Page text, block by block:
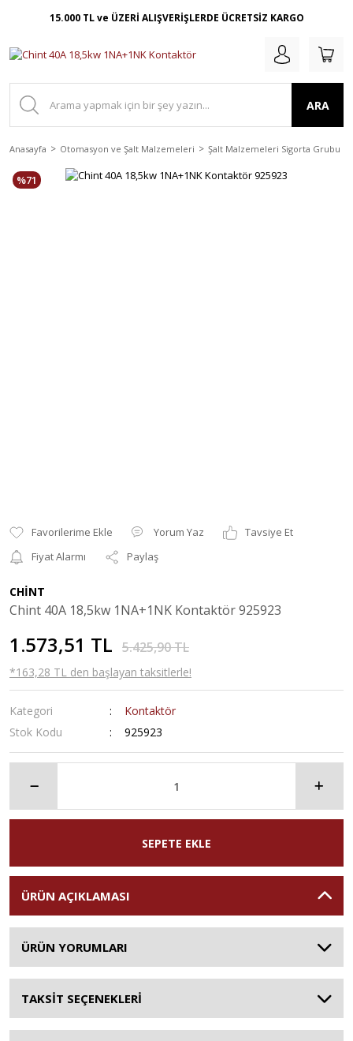
15.000 TL ve ÜZERİ ALIŞVERİŞLERDE ÜCRETSİZ KARGO
ARA
Anasayfa Otomasyon ve Şalt Malzemeleri Şalt Malzemeleri Sigorta Grubu
%71
Yorum Yaz
Tavsiye Et
Fiyat Alarmı
Paylaş
CHİNT
Chint 40A 18,5kw 1NA+1NK Kontaktör 925923
1.573,51 TL 5.425,90 TL
*163,28 TL den başlayan taksitlerle!
Kategori
Kontaktör
Stok Kodu
925923
SEPETE EKLE
ÜRÜN AÇIKLAMASI
ÜRÜN YORUMLARI
TAKSİT SEÇENEKLERİ